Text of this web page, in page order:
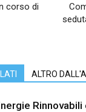
corso di
ALTRO